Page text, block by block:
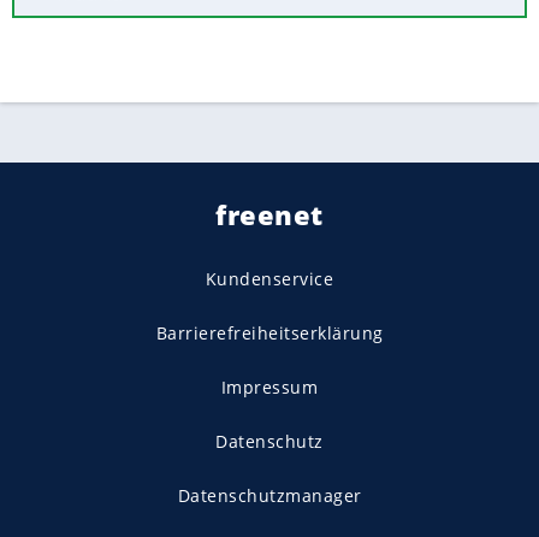
freenet
Kundenservice
Barrierefreiheitserklärung
Impressum
Datenschutz
Datenschutzmanager